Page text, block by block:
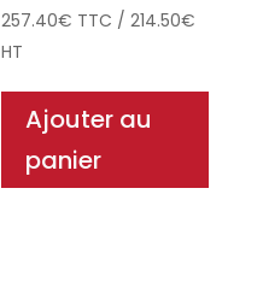
257.40€ TTC /214.50€
HT
Ajouter au
panier